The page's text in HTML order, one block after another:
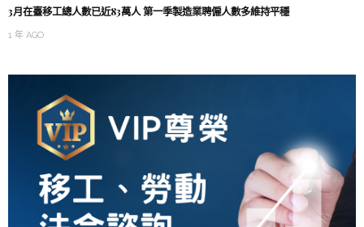
3月在臺移工總人數已近83萬人 第一季製造業聘僱人數多維持平穩
1 年 AGO